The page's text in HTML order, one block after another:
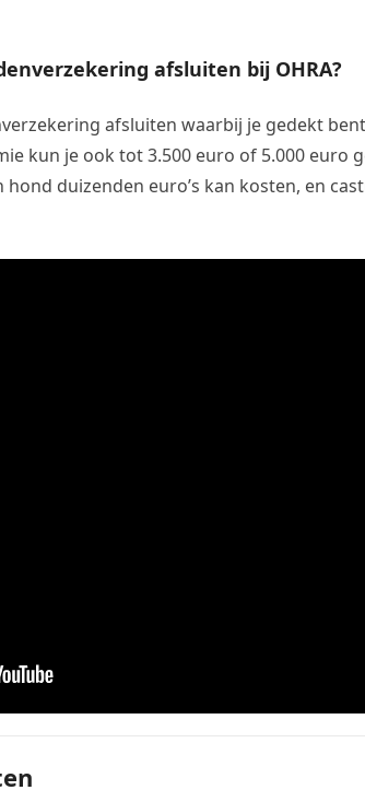
afsluiten bij OHRA?
afsluiten waarbij je gedekt
kun je ook tot 3.500 euro of 5.000 euro
duizenden euro’s kan kosten, en